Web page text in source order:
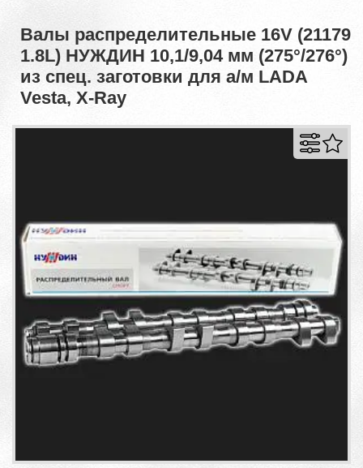
Валы распределительные 16V (21179
1.8L) НУЖДИН 10,1/9,04 мм (275°/276°)
из спец. заготовки для а/м LADA
Vesta, X-Ray